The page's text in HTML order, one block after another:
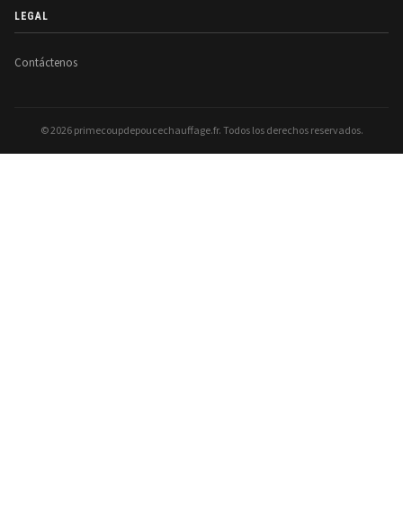
LEGAL
Contáctenos
© 2026 primecoupdepoucechauffage.fr. Todos los derechos reservados.